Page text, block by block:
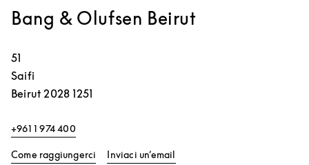
Bang & Olufsen Beirut
51
Saifi
Beirut 2028 1251
+961 1 974 400
Come raggiungerci Link Opens in New Tab
Inviaci un’email